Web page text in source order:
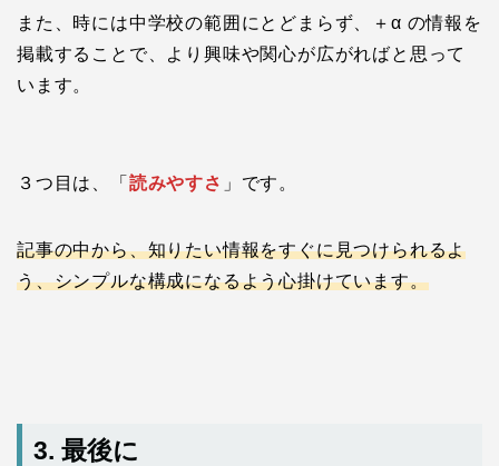
また、時には中学校の範囲にとどまらず、＋α の情報を
掲載することで、より興味や関心が広がればと思って
います。
３つ目は、「 読みやすさ 」です。
記事の中から、知りたい情報をすぐに見つけられるよ
う、シンプルな構成になるよう心掛けています。
3. 最後に